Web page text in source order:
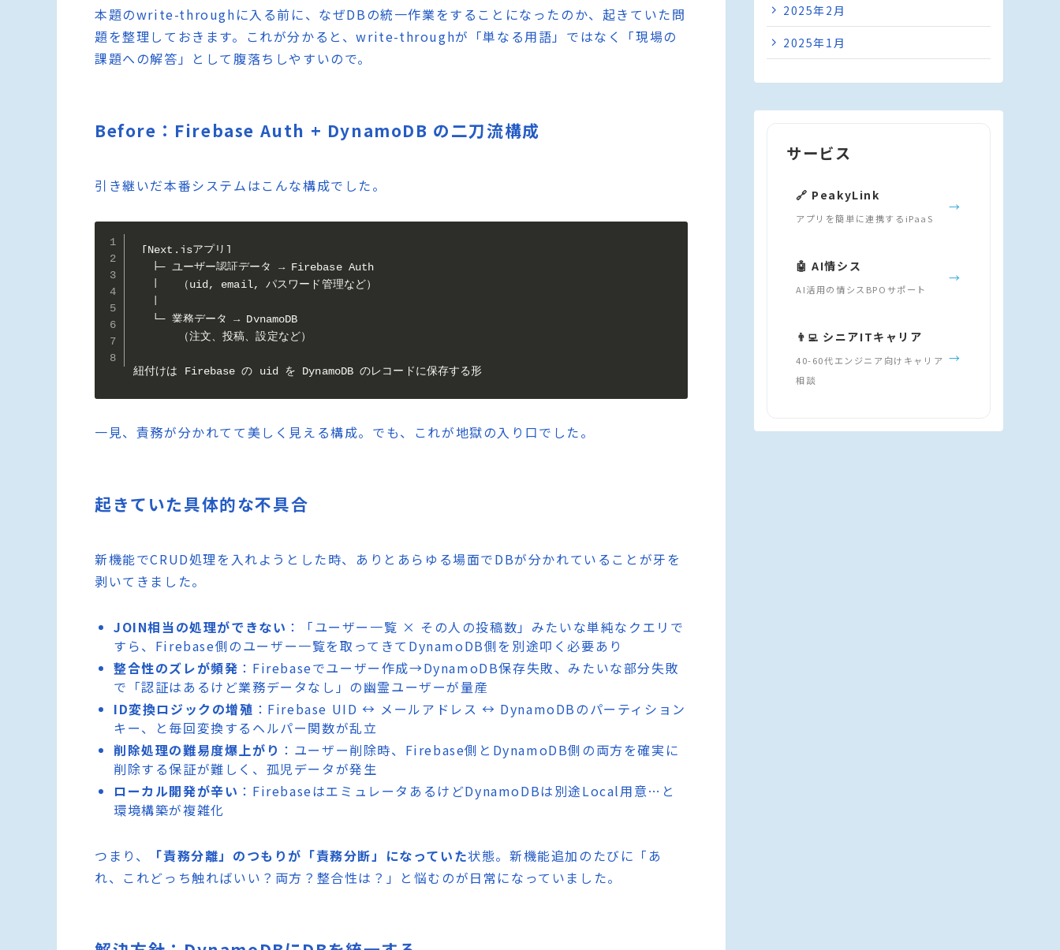
本題のwrite-throughに入る前に、なぜDBの統一作業をすることになったのか、起きていた問
題を整理しておきます。これが分かると、write-throughが「単なる用語」ではなく「現場の
課題への解答」として腹落ちしやすいので。
Before：Firebase Auth + DynamoDB の二刀流構成
引き継いだ本番システムはこんな構成でした。
[Next.jsアプリ]
   ├─ ユーザー認証データ → Firebase Auth
   │   （uid, email, パスワード管理など）
   └─ 業務データ → DynamoDB
       （注文、投稿、設定など）
紐付けは Firebase の uid を DynamoDB のレコードに保存する形
一見、責務が分かれてて美しく見える構成。でも、これが地獄の入り口でした。
起きていた具体的な不具合
新機能でCRUD処理を入れようとした時、ありとあらゆる場面でDBが分かれていることが牙を
剥いてきました。
JOIN相当の処理ができない ：「ユーザー一覧 × その人の投稿数」みたいな単純なクエリで
すら、Firebase側のユーザー一覧を取ってきてDynamoDB側を別途叩く必要あり
整合性のズレが頻発 ：Firebaseでユーザー作成→DynamoDB保存失敗、みたいな部分失敗
で「認証はあるけど業務データなし」の幽霊ユーザーが量産
ID変換ロジックの増殖 ：Firebase UID ↔ メールアドレス ↔ DynamoDBのパーティション
キー、と毎回変換するヘルパー関数が乱立
削除処理の難易度爆上がり ：ユーザー削除時、Firebase側とDynamoDB側の両方を確実に
削除する保証が難しく、孤児データが発生
ローカル開発が辛い ：FirebaseはエミュレータあるけどDynamoDBは別途Local用意…と
環境構築が複雑化
つまり、 「責務分離」のつもりが「責務分断」になっていた状態。新機能追加のたびに「あ
れ、これどっち触ればいい？両方？整合性は？」と悩むのが日常になっていました。
2025年2月
2025年1月
サービス
🔗 PeakyLink
アプリを簡単に連携するiPaaS
→
🤖 AI情シス
AI活用の情シスBPOサポート
→
👨‍💻 シニアITキャリア
40-60代エンジニア向けキャリア
相談
→